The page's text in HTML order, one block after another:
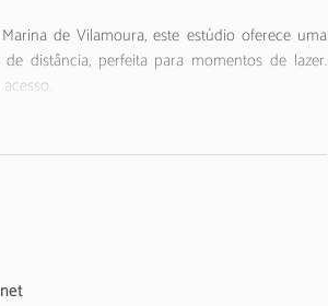
de Vilamoura, este estúdio oferece uma
distância, perfeita para momentos de lazer.
dentro da cidade. Embora não sejam
A segurança está garantida com um cofre